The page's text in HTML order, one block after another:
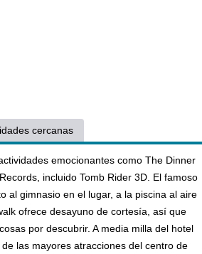
cercanas
emocionantes como The Dinner
incluido Tomb Rider 3D. El famoso
al gimnasio en el lugar, a la piscina al aire
ofrece desayuno de cortesía, así que
por descubrir. A media milla del hotel
las mayores atracciones del centro de